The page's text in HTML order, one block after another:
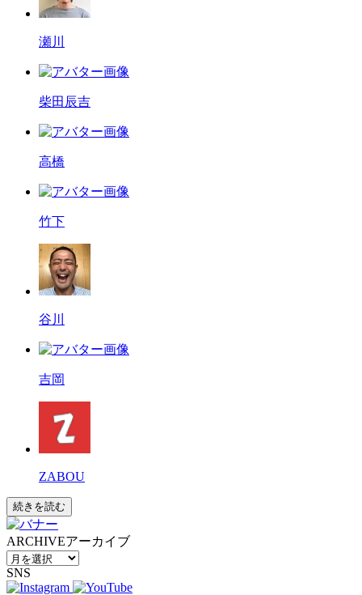
瀬川
柴田辰吉
高橋
竹下
谷川
吉岡
ZABOU
続きを読む
ARCHIVEアーカイブ
SNS